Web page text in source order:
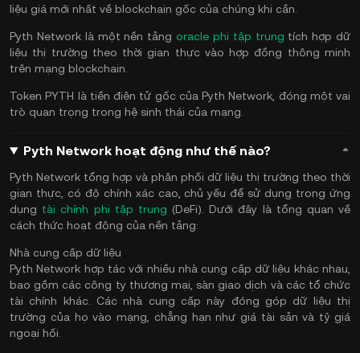
liệu giá mới nhất về blockchain gốc của chúng khi cần.
Pyth Network là một nền tảng oracle phi tập trung tích hợp dữ
liệu thị trường theo thời gian thực vào hợp đồng thông minh
trên mạng blockchain.
Token PYTH là tiền điện tử gốc của Pyth Network, đóng một vai
trò quan trọng trong hệ sinh thái của mạng.
Pyth Network hoạt động như thế nào?
Pyth Network tổng hợp và phân phối dữ liệu thị trường theo thời
gian thực, có độ chính xác cao, chủ yếu để sử dụng trong ứng
dụng tài chính phi tập trung (DeFi). Dưới đây là tổng quan về
cách thức hoạt động của nền tảng:
Nhà cung cấp dữ liệu
Pyth Network hợp tác với nhiều nhà cung cấp dữ liệu khác nhau,
bao gồm các công ty thương mại, sàn giao dịch và các tổ chức
tài chính khác. Các nhà cung cấp này đóng góp dữ liệu thị
trường của họ vào mạng, chẳng hạn như giá tài sản và tỷ giá
ngoại hối.